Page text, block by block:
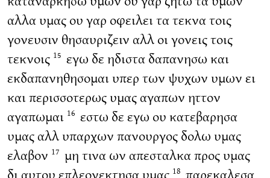
αλλα υμας ου γαρ οφειλει τα τεκνα τοις
γονευσιν θησαυριζειν αλλ οι γονεις τοις
τεκνοις 15 εγω δε ηδιστα δαπανησω και
εκδαπανηθησομαι υπερ των ψυχων υμων ει
και περισσοτερως υμας αγαπων ηττον
αγαπωμαι 16 εστω δε εγω ου κατεβαρησα
υμας αλλ υπαρχων πανουργος δολω υμας
ελαβον 17 μη τινα ων απεσταλκα προς υμας
18